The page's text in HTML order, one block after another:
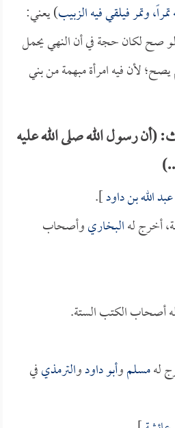
وتمر فيلقي فيه الزبيب) يعني:
صح لكان حجة في أن النهي يحمل
يصح؛ لأن فيه امرأة مبهمة من بني
رسول الله صلى الله عليه
عبد الله بن داود].
أخرج لهالبخاريوأصحاب
أصحاب الكتب الستة.
لهمسلموأبو داودوالترمذيفي